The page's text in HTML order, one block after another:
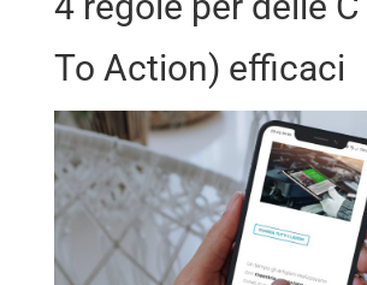
To Action) efficaci